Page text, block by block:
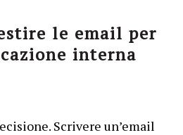
le email per
interna
Scrivere un’email